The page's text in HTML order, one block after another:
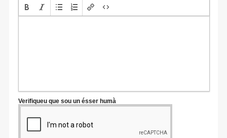
Verifiqueu que sou un ésser humà